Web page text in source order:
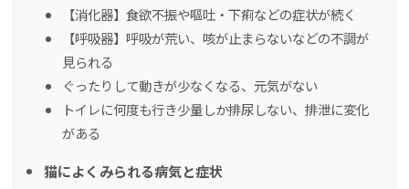
【消化器】食欲不振や嘔吐・下痢などの症状が続く
【呼吸器】呼吸が荒い、咳が止まらないなどの不調が
見られる
ぐったりして動きが少なくなる、元気がない
トイレに何度も行き少量しか排尿しない、排泄に変化
がある
猫によくみられる病気と症状